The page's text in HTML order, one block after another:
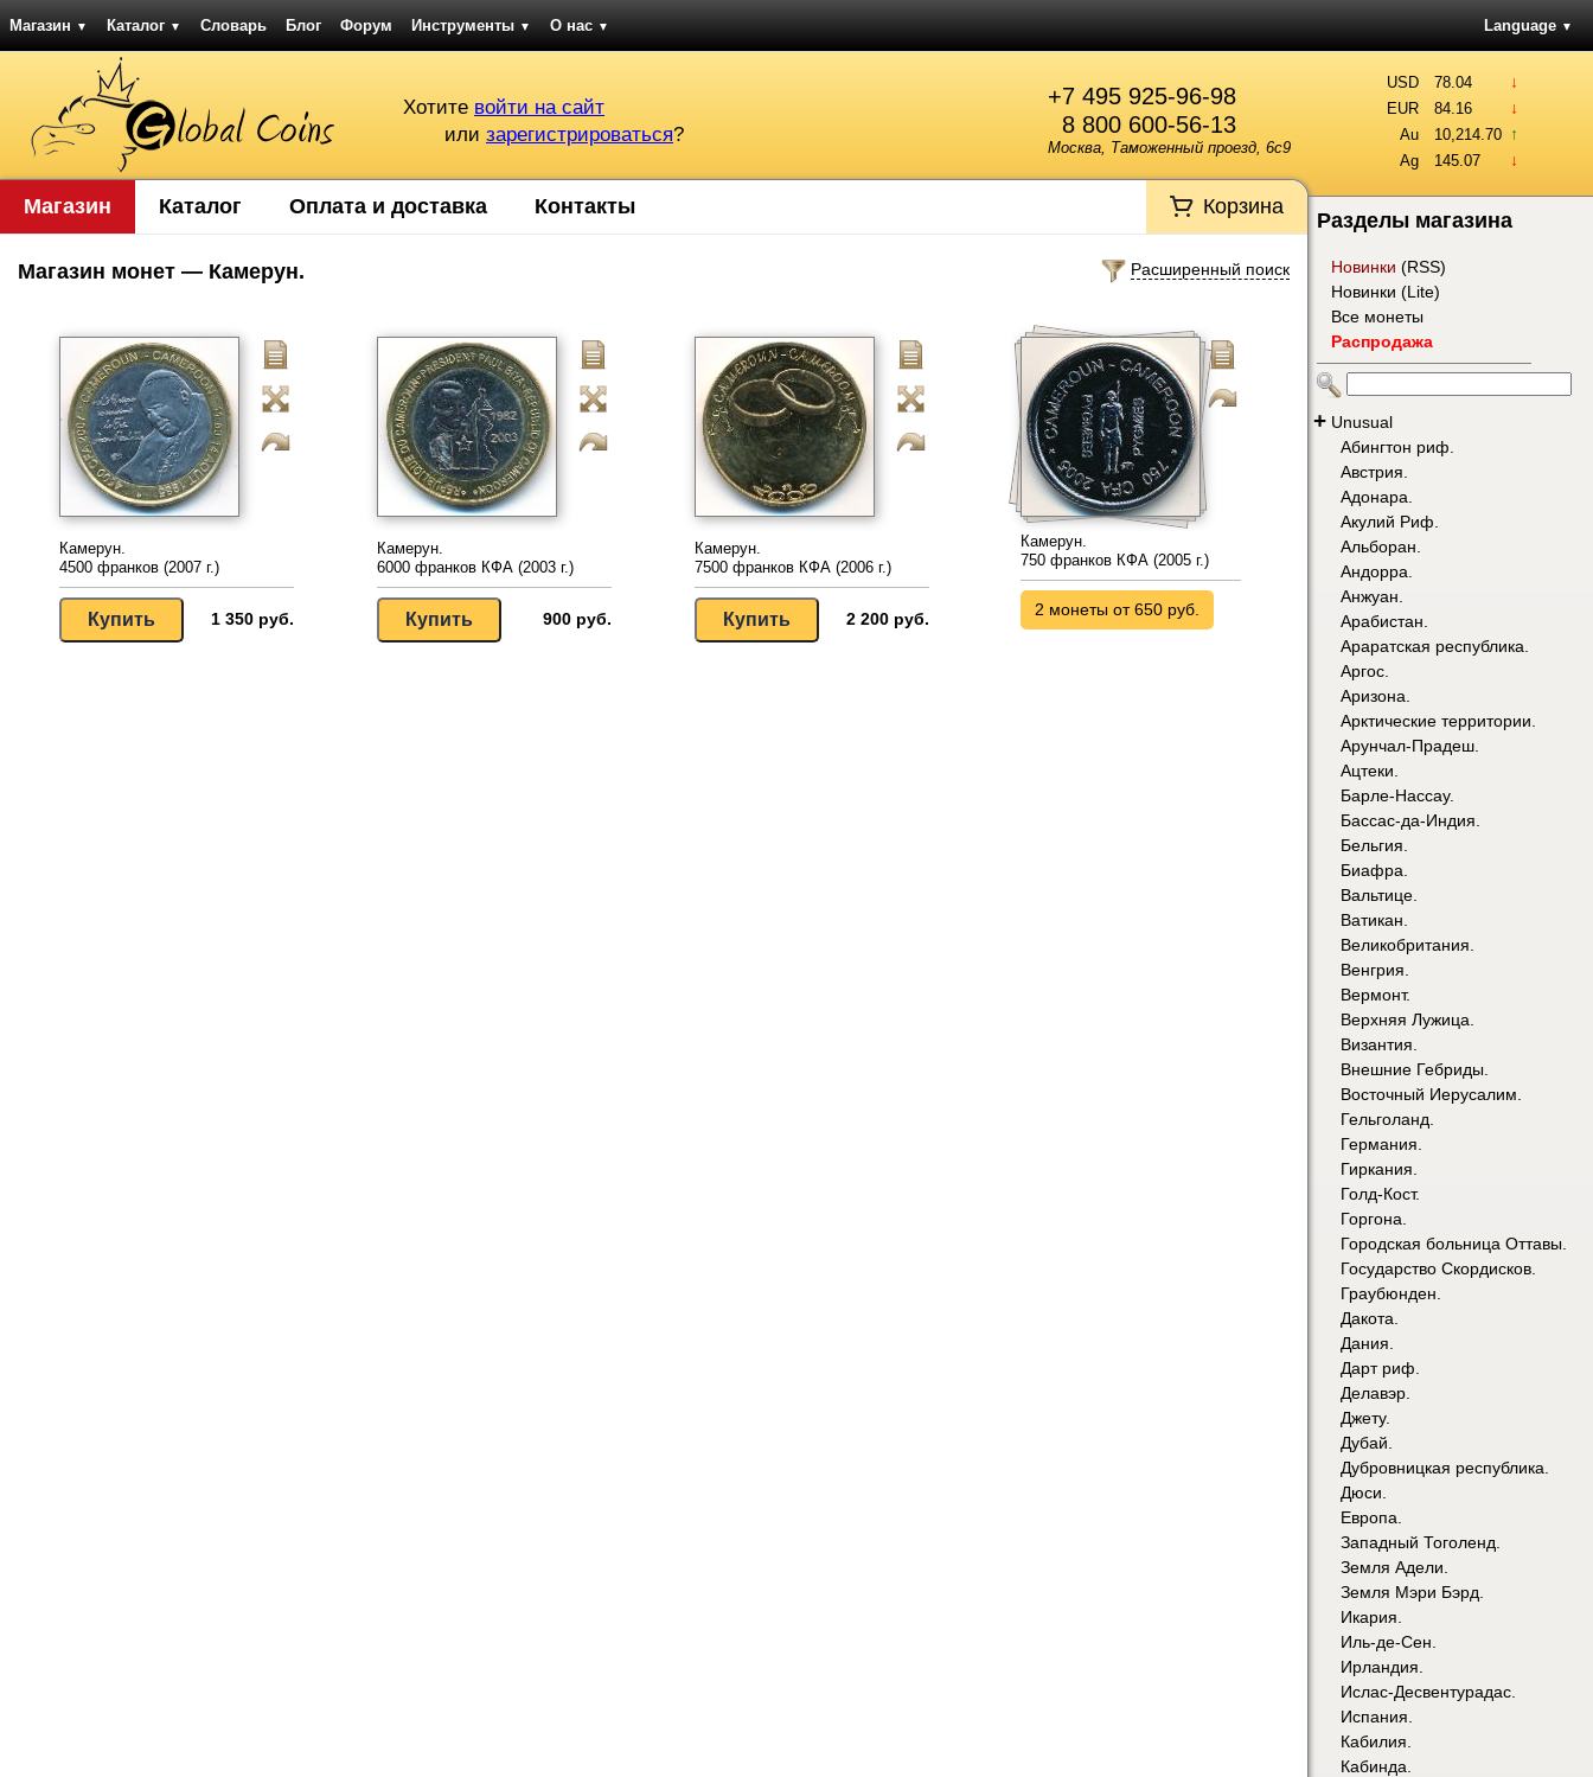
Магазин ▼ Каталог ▼ Словарь Блог Форум Инструменты ▼ О нас ▼ Language ▼
+7 495 925-96-98
8 800 600-56-13
Москва, Таможенный проезд, 6с9
Хотите войти на сайт
или зарегистрироваться?
USD 78.04 ↓
EUR 84.16 ↓
Au 10,214.70 ↑
Ag 145.07 ↓
Магазин Каталог Оплата и доставка Контакты Корзина
Расширенный поиск
Магазин монет — Камерун.
Камерун.
4500 франков (2007 г.)
1 350 руб.
Камерун.
6000 франков КФА (2003 г.)
900 руб.
Камерун.
7500 франков КФА (2006 г.)
2 200 руб.
Камерун.
750 франков КФА (2005 г.)
2 монеты от 650 руб.
Разделы магазина
Новинки (RSS)
Новинки (Lite)
Все монеты
Распродажа
+ Unusual
Абингтон риф.
Австрия.
Адонара.
Акулий Риф.
Альборан.
Андорра.
Анжуан.
Арабистан.
Араратская республика.
Аргос.
Аризона.
Арктические территории.
Арунчал-Прадеш.
Ацтеки.
Барле-Нассау.
Бассас-да-Индия.
Бельгия.
Биафра.
Вальтице.
Ватикан.
Великобритания.
Венгрия.
Вермонт.
Верхняя Лужица.
Византия.
Внешние Гебриды.
Восточный Иерусалим.
Гельголанд.
Германия.
Гиркания.
Голд-Кост.
Горгона.
Городская больница Оттавы.
Государство Скордисков.
Граубюнден.
Дакота.
Дания.
Дарт риф.
Делавэр.
Джету.
Дубай.
Дубровницкая республика.
Дюси.
Европа.
Западный Тоголенд.
Земля Адели.
Земля Мэри Бэрд.
Икария.
Иль-де-Сен.
Ирландия.
Ислас-Десвентурадас.
Испания.
Кабилия.
Кабинда.